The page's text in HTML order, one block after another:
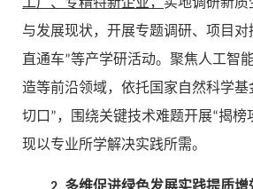
工厂、专精特新企业， 实地调研新
与发展现状，开展专题调研、项目对
直通车”等产学研活动。聚焦人工智
造等前沿领域，依托国家自然科学基
切口”，围绕关键技术难题开展“揭榜
现以专业所学解决实践所需。